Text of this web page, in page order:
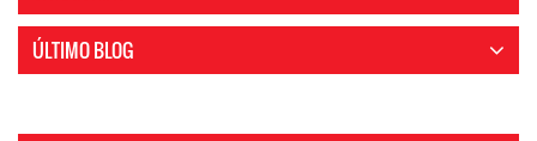
ÚLTIMO BLOG